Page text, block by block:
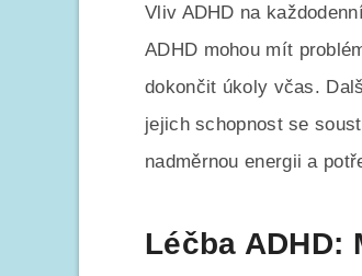
Vliv ADHD na
ADHD mohou mít
dokončit úkoly včas.
jejich schopnost se
nadměrnou energii a
Léčba ADHD: